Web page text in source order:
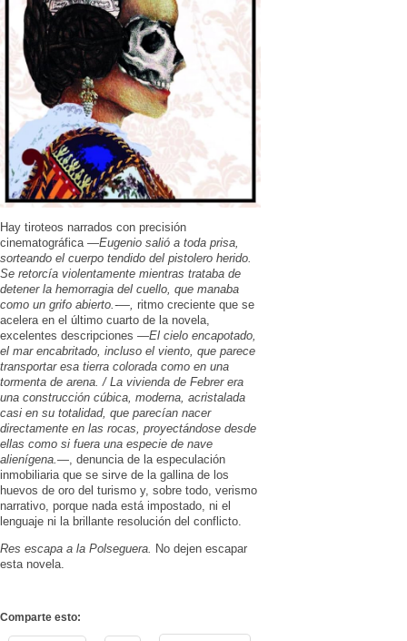
Hay tiroteos narrados con precisión
cinematográfica —Eugenio salió a toda prisa,
sorteando el cuerpo tendido del pistolero herido.
Se retorcía violentamente mientras trataba de
detener la hemorragia del cuello, que manaba
como un grifo abierto.-—, ritmo creciente que se
acelera en el último cuarto de la novela,
excelentes descripciones —El cielo encapotado,
el mar encabritado, incluso el viento, que parece
transportar esa tierra colorada como en una
tormenta de arena. / La vivienda de Febrer era
una construcción cúbica, moderna, acristalada
casi en su totalidad, que parecían nacer
directamente en las rocas, proyectándose desde
ellas como si fuera una especie de nave
alienígena. —, denuncia de la especulación
inmobiliaria que se sirve de la gallina de los
huevos de oro del turismo y, sobre todo, verismo
narrativo, porque nada está impostado, ni el
lenguaje ni la brillante resolución del conflicto.
Res escapa a la Polseguera.
No dejen escapar
esta novela.
Comparte esto: